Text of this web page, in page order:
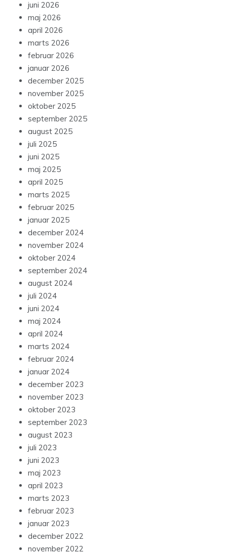
juni 2026
maj 2026
april 2026
marts 2026
februar 2026
januar 2026
december 2025
november 2025
oktober 2025
september 2025
august 2025
juli 2025
juni 2025
maj 2025
april 2025
marts 2025
februar 2025
januar 2025
december 2024
november 2024
oktober 2024
september 2024
august 2024
juli 2024
juni 2024
maj 2024
april 2024
marts 2024
februar 2024
januar 2024
december 2023
november 2023
oktober 2023
september 2023
august 2023
juli 2023
juni 2023
maj 2023
april 2023
marts 2023
februar 2023
januar 2023
december 2022
november 2022